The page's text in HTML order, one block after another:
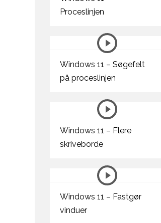
Proceslinjen
Windows 11 – Søgefelt
på proceslinjen
Windows 11 – Flere
skriveborde
Windows 11 – Fastgør
vinduer